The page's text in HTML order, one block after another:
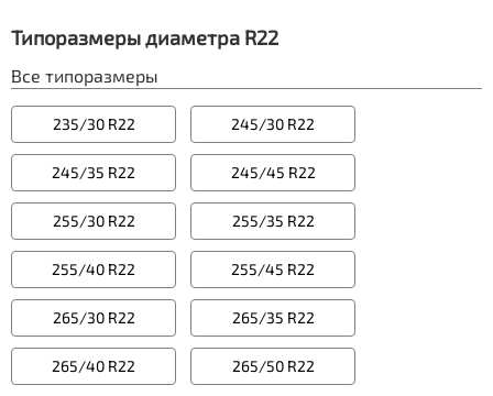
Типоразмеры диаметра R22
Все типоразмеры
235/30 R22 245/30 R22
245/35 R22 245/45 R22
255/30 R22 255/35 R22
255/40 R22 255/45 R22
265/30 R22 265/35 R22
265/40 R22 265/50 R22